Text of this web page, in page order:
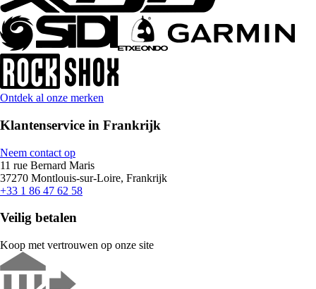
Ontdek al onze merken
Klantenservice in Frankrijk
Neem contact op
11 rue Bernard Maris
37270 Montlouis-sur-Loire, Frankrijk
+33 1 86 47 62 58
Veilig betalen
Koop met vertrouwen op onze site